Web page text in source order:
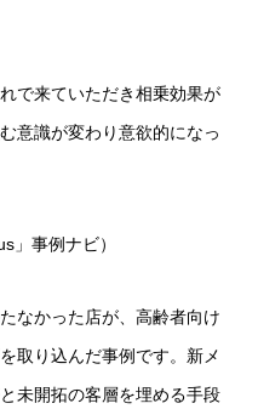
で来ていただき相乗効果が
意識が変わり意欲的になっ
」事例ナビ）
なかった店が、高齢者向け
取り込んだ事例です。新メ
未開拓の客層を埋める手段